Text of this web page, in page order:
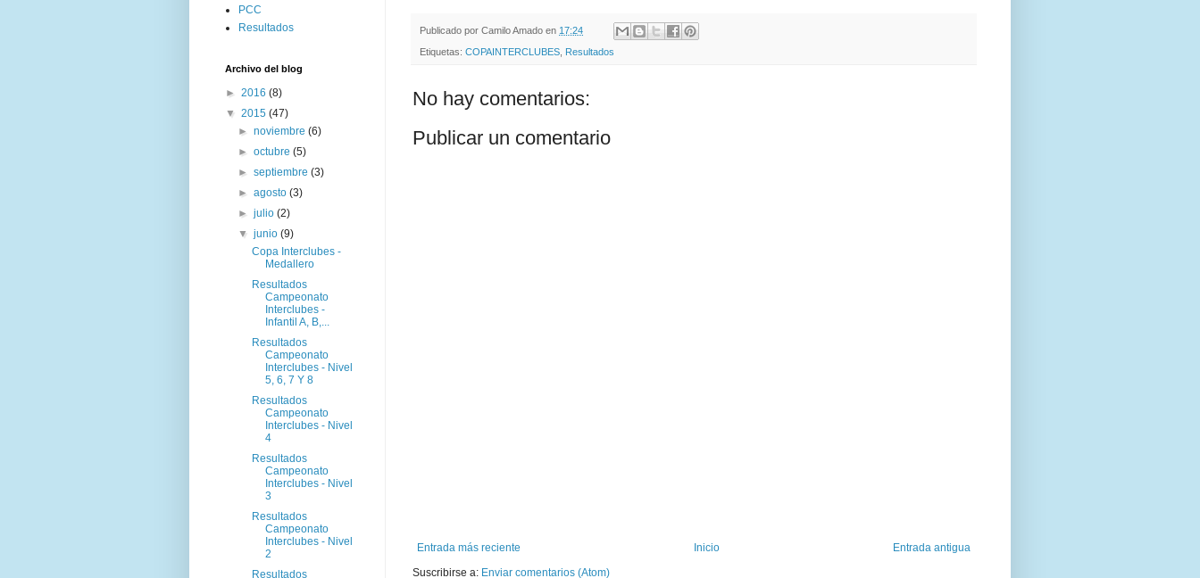
Publicado por Camilo Amado en 17:24
Etiquetas: COPAINTERCLUBES Resultados
No hay comentarios:
Publicar un comentario
Entrada más reciente Entrada antigua
Inicio
Suscribirse a: Enviar comentarios (Atom)
PCC
Resultados
Archivo del blog
► 2016 (8)
▼ 2015 (47)
►noviembre(6)
►octubre(5)
►septiembre(3)
►agosto(3)
►julio(2)
▼junio(9)
Copa Interclubes -
Medallero
Resultados
Campeonato
Interclubes -
Infantil A, B,...
Resultados
Campeonato
Interclubes - Nivel
5, 6, 7 Y 8
Resultados
Campeonato
Interclubes - Nivel
4
Resultados
Campeonato
Interclubes - Nivel
3
Resultados
Campeonato
Interclubes - Nivel
2
Resultados